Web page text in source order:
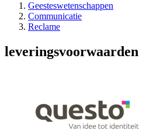
Geesteswetenschappen
Communicatie
Reclame
leveringsvoorwaarden